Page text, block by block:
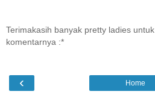
Terimakasih banyak pretty ladies untuk
komentarnya :*
‹ Home